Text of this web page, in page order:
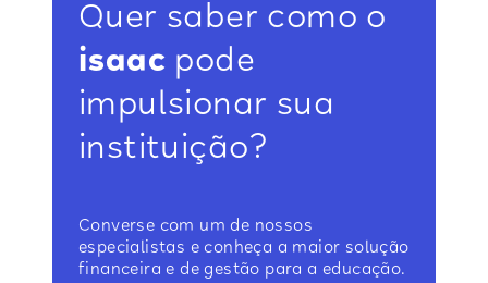
Quer saber como o
isaac pode
impulsionar sua
instituição?
Converse com um de nossos
especialistas e conheça a maior solução
financeira e de gestão para a educação.